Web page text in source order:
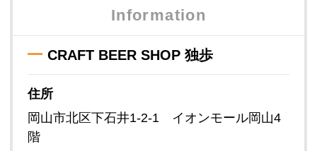
Information
CRAFT BEER SHOP 独歩
住所
岡山市北区下石井1-2-1 イオンモール岡山4
階